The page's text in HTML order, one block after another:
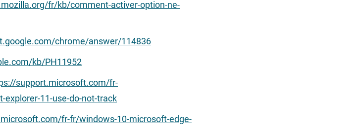
fr/kb/comment-activer-option-ne-
chrome/answer/114836
kb/PH11952
support.microsoft.com/fr-
11-use-do-not-track
fr-fr/windows-10-microsoft-edge-